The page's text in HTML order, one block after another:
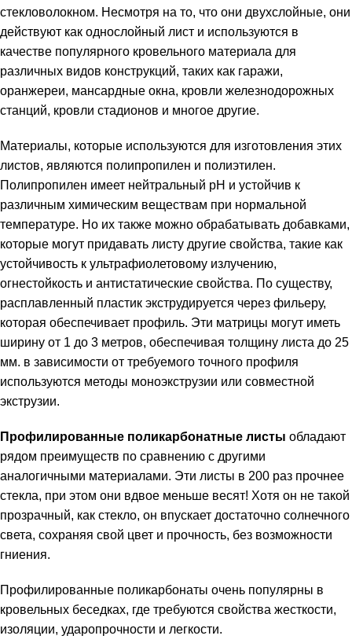
стекловолокном. Несмотря на то, что они двухслойные, они
действуют как однослойный лист и используются в
качестве популярного кровельного материала для
различных видов конструкций, таких как гаражи,
оранжереи, мансардные окна, кровли железнодорожных
станций, кровли стадионов и многое другие.
Материалы, которые используются для изготовления этих
листов, являются полипропилен и полиэтилен.
Полипропилен имеет нейтральный рН и устойчив к
различным химическим веществам при нормальной
температуре. Но их также можно обрабатывать добавками,
которые могут придавать листу другие свойства, такие как
устойчивость к ультрафиолетовому излучению,
огнестойкость и антистатические свойства. По существу,
расплавленный пластик экструдируется через фильеру,
которая обеспечивает профиль. Эти матрицы могут иметь
ширину от 1 до 3 метров, обеспечивая толщину листа до 25
мм. в зависимости от требуемого точного профиля
используются методы моноэкструзии или совместной
экструзии.
Профилированные поликарбонатные листы обладают
рядом преимуществ по сравнению с другими
аналогичными материалами. Эти листы в 200 раз прочнее
стекла, при этом они вдвое меньше весят! Хотя он не такой
прозрачный, как стекло, он впускает достаточно солнечного
света, сохраняя свой цвет и прочность, без возможности
гниения.
Профилированные поликарбонаты очень популярны в
кровельных беседках, где требуются свойства жесткости,
изоляции, ударопрочности и легкости.